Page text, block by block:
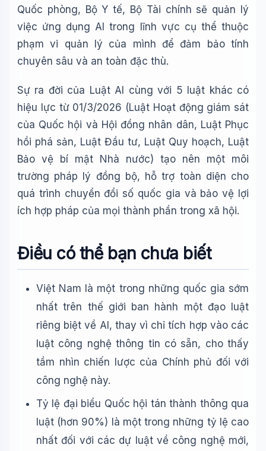
Quốc phòng, Bộ Y tế, Bộ Tài chính sẽ quản lý
việc ứng dụng AI trong lĩnh vực cụ thể thuộc
phạm vi quản lý của mình để đảm bảo tính
chuyên sâu và an toàn đặc thù.
Sự ra đời của Luật AI cùng với 5 luật khác có
hiệu lực từ 01/3/2026 (Luật Hoạt động giám sát
của Quốc hội và Hội đồng nhân dân, Luật Phục
hồi phá sản, Luật Đầu tư, Luật Quy hoạch, Luật
Bảo vệ bí mật Nhà nước) tạo nên một môi
trường pháp lý đồng bộ, hỗ trợ toàn diện cho
quá trình chuyển đổi số quốc gia và bảo vệ lợi
ích hợp pháp của mọi thành phần trong xã hội.
Điều có thể bạn chưa biết
Việt Nam là một trong những quốc gia sớm
nhất trên thế giới ban hành một đạo luật
riêng biệt về AI, thay vì chỉ tích hợp vào các
luật công nghệ thông tin có sẵn, cho thấy
tầm nhìn chiến lược của Chính phủ đối với
công nghệ này.
Tỷ lệ đại biểu Quốc hội tán thành thông qua
luật (hơn 90%) là một trong những tỷ lệ cao
nhất đối với các dự luật về công nghệ mới,